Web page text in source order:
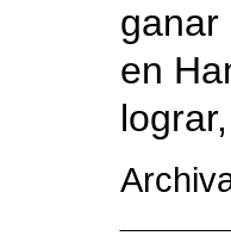
ganar
en